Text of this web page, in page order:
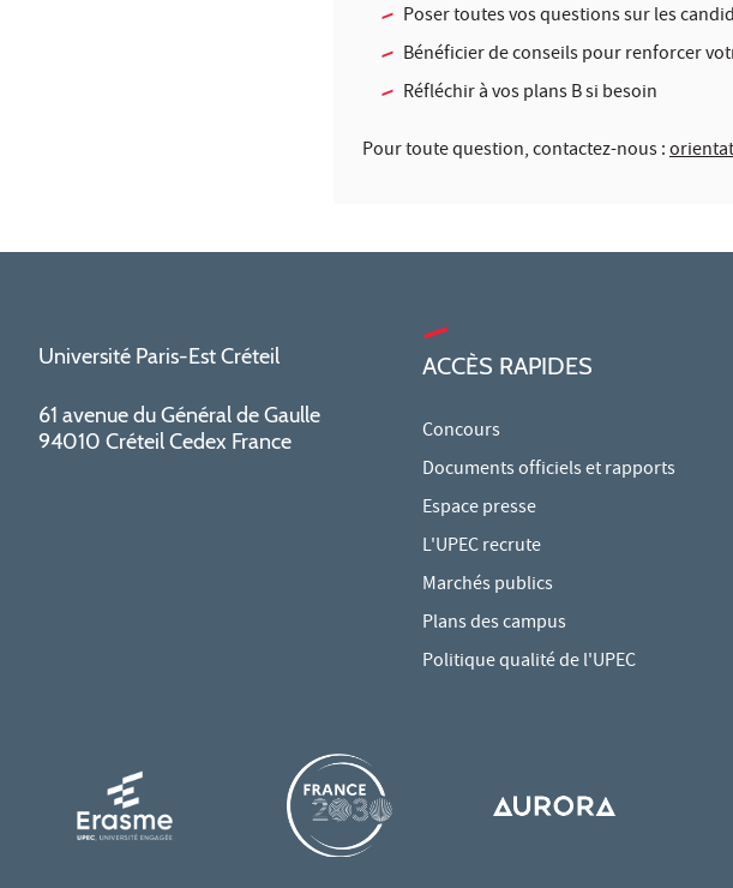
Poser toutes vos questions sur les
Bénéficier de conseils pour renforcer
Réfléchir à vos plans B si besoin
Pour toute question, contactez-nous :
Université Paris-Est Créteil
61 avenue du Général de Gaulle
94010 Créteil Cedex France
ACCÈS RAPIDES
Concours
Documents officiels et rapports
Espace presse
L'UPEC recrute
Marchés publics
Plans des campus
Politique qualité de l'UPEC